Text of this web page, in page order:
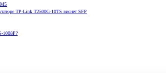
M5
TP-Link T2500G-10TS виснет SFP
1008P?